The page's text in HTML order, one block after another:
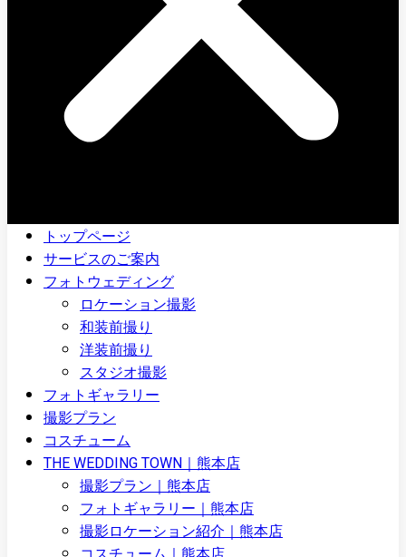
トップページ
サービスのご案内
フォトウェディング
ロケーション撮影
和装前撮り
洋装前撮り
スタジオ撮影
フォトギャラリー
撮影プラン
コスチューム
THE WEDDING TOWN｜熊本店
撮影プラン｜熊本店
フォトギャラリー｜熊本店
撮影ロケーション紹介｜熊本店